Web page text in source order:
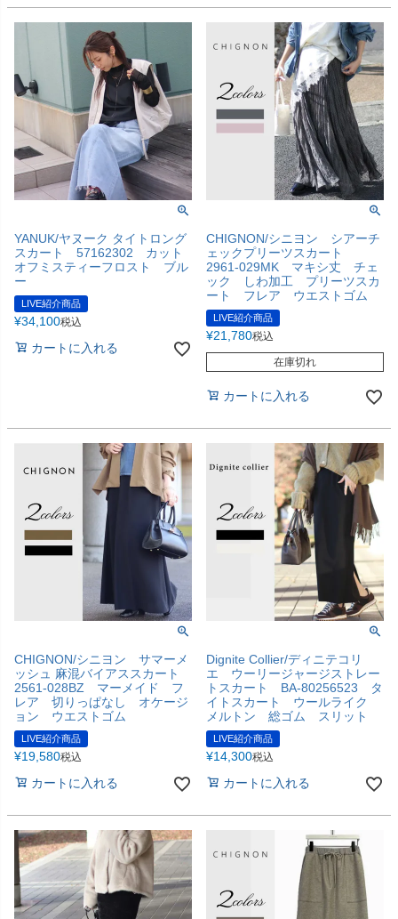
YANUK/ヤヌーク タイトロング
スカート 57162302 カット
オフミスティーフロスト ブル
ー
LIVE紹介商品
¥34,100税込
カートに入れる
CHIGNON/シニヨン シアーチ
ェックプリーツスカート
2961-029MK マキシ丈 チェ
ック しわ加工 プリーツスカ
ート フレア ウエストゴム
LIVE紹介商品
¥21,780税込
在庫切れ
カートに入れる
CHIGNON/シニヨン サマーメ
ッシュ 麻混バイアススカート
2561-028BZ マーメイド フ
レア 切りっぱなし オケージ
ョン ウエストゴム
LIVE紹介商品
¥19,580税込
カートに入れる
Dignite Collier/ディニテコリ
エ ウーリージャージストレー
トスカート BA-80256523 タ
イトスカート ウールライク
メルトン 総ゴム スリット
LIVE紹介商品
¥14,300税込
カートに入れる